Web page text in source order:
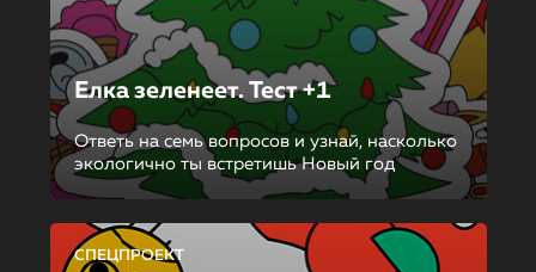
Елка зеленеет. Тест +1
Ответь на семь вопросов и узнай, насколько
экологично ты встретишь Новый год
СПЕЦПРОЕКТ